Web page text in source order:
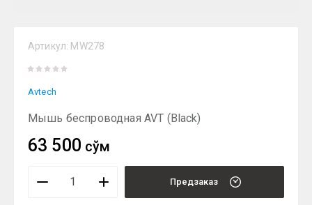
Артикул: MW278
Avtech
Мышь беспроводная AVT (Black)
63 500 сўм
Предзаказ